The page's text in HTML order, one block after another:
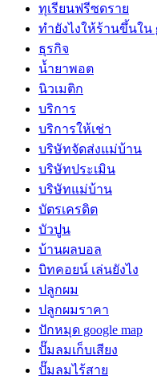
ทุเรียนฟรีซดราย
ทํายังไงให้ร้านขึ้นใน
ธุรกิจ
น้ำยาพอต
นิวเมติก
บริการ
บริการให้เช่า
บริษัทจัดส่งแม่บ้าน
บริษัทประเมิน
บริษัทแม่บ้าน
บัตรเครดิต
บัวปูน
บ้านผลบอล
บิทคอยน์ เล่นยังไง
ปลูกผม
ปลูกผมราคา
ปักหมุด google map
ปั๊มลมเก็บเสียง
ปั๊มลมไร้สาย